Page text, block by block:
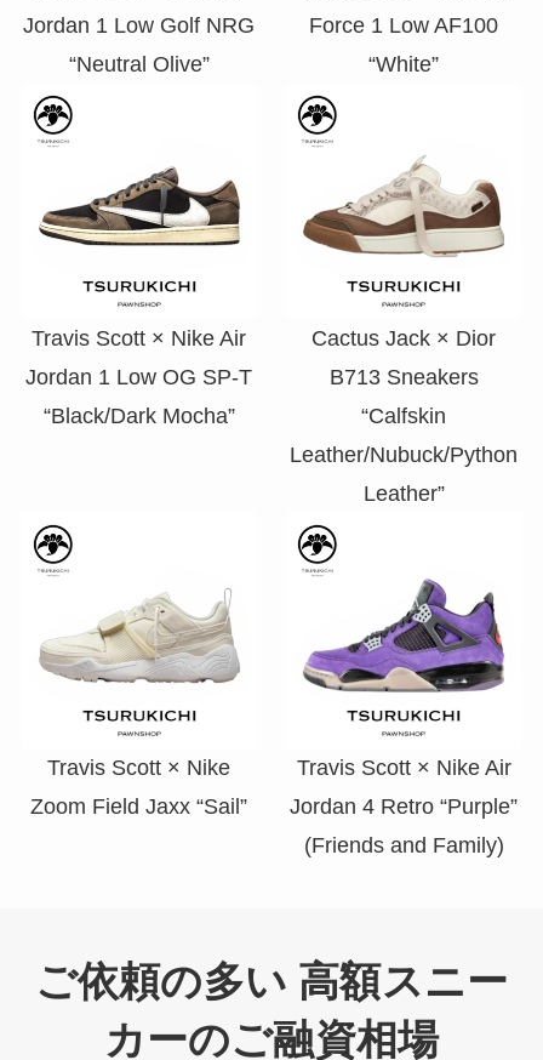
Jordan 1 Low Golf NRG
“Neutral Olive”
Force 1 Low AF100
“White”
Travis Scott × Nike Air
Jordan 1 Low OG SP-T
“Black/Dark Mocha”
Cactus Jack × Dior
B713 Sneakers
“Calfskin
Leather/Nubuck/Python
Leather”
Travis Scott × Nike
Zoom Field Jaxx “Sail”
Travis Scott × Nike Air
Jordan 4 Retro “Purple”
(Friends and Family)
ご依頼の多い 高額スニー
カーのご融資相場